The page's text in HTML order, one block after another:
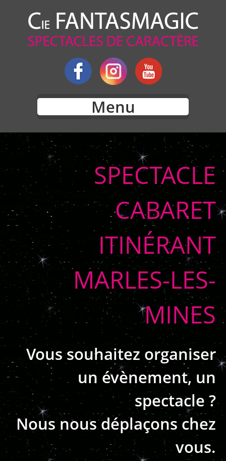
Menu
SPECTACLE
CABARET
ITINÉRANT
MARLES-LES-
MINES
Vous souhaitez organiser
un évènement, un
spectacle ?
Nous nous déplaçons chez
vous.